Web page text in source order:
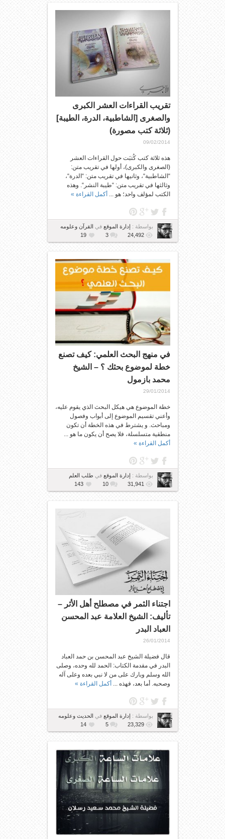
تقريب القراءات العشر الكبرى
والصغرى [الشاطبية، الدرة، الطيبة]
(ثلاثة كتب مصورة)
09/02/2014
هذه ثلاثة كتب كُتبَت حول القراءات العشر
(الصغرى والكبرى)، أولها في تقريب متن:
“الشاطبية“، وثانيها في تقريب متن: “الدرة“،
وثالثها في تقريب متن: “طيبة النشر“. وهذه
الكتب لمؤلف واحد؛ هو ...أكمل القراءة »
بواسطة : إدارة الموقعفي القرآن وعلومه
24,492
3
19
في منهج البحث العلمي: كيف تصنع
خطة لموضوع بحثك ؟ – الشيخ
محمد بازمول
29/01/2014
خطة الموضوع هي هيكل البحث الذي يقوم عليه،
وأعني تقسيم الموضوع إلى أبواب وفصول
ومباحث. و يشترط في هذه الخطة أن تكون
منطقية متسلسلة، فلا يصح أن يكون ما هو ...
أكمل القراءة »
بواسطة : إدارة الموقعفي طلب العلم
31,941
10
143
اجتناء الثمر في مصطلح أهل الأثر –
تأليف: الشيخ العلامة عبد المحسن
العباد البدر
26/01/2014
قال فضيلة الشيخ عبد المحسن بن حمد العباد
البدر في مقدمة الكتاب: الحمد لله وحده، وصلى
الله وسلم وبارك على من لا نبي بعده وعلى آله
وصحبه. أما بعد، فهذه ...أكمل القراءة »
بواسطة : إدارة الموقعفي الحديث وعلومه
23,329
5
14